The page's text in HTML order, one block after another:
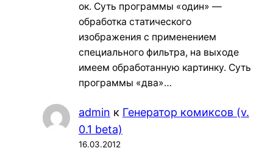
ок. Суть программы «один» —
обработка статического
изображения с применением
специального фильтра, на выходе
имеем обработанную картинку. Суть
программы «два»…
admin к Генератор комиксов (v.
0.1 beta)
16.03.2012